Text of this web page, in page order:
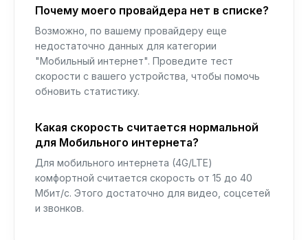
Почему моего провайдера нет в списке?
Возможно, по вашему провайдеру еще
недостаточно данных для категории
"Мобильный интернет". Проведите тест
скорости с вашего устройства, чтобы помочь
обновить статистику.
Какая скорость считается нормальной
для Мобильного интернета?
Для мобильного интернета (4G/LTE)
комфортной считается скорость от 15 до 40
Мбит/с. Этого достаточно для видео, соцсетей
и звонков.